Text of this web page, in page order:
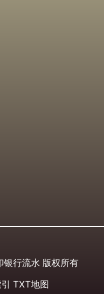
银行流水 版权所有
TXT地图